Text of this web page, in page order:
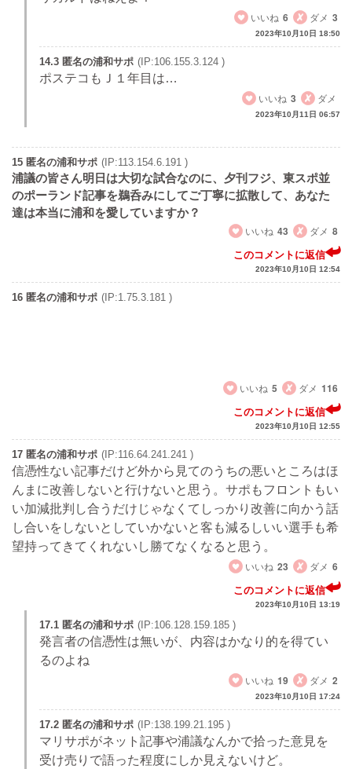
いいね 6 ダメ 3
2023年10月10日 18:50
14.3 匿名の浦和サポ (IP:106.155.3.124 )
ポステコもＪ１年目は…
いいね 3 ダメ
2023年10月11日 06:57
15 匿名の浦和サポ (IP:113.154.6.191 )
浦議の皆さん明日は大切な試合なのに、夕刊フジ、東スポ並
のポーランド記事を鵜呑みにしてご丁寧に拡散して、あなた
達は本当に浦和を愛していますか？
いいね 43 ダメ 8
このコメントに返信
2023年10月10日 12:54
16 匿名の浦和サポ (IP:1.75.3.181 )
いいね 5 ダメ 116
このコメントに返信
2023年10月10日 12:55
17 匿名の浦和サポ (IP:116.64.241.241 )
信憑性ない記事だけど外から見てのうちの悪いところはほ
んまに改善しないと行けないと思う。サポもフロントもい
い加減批判し合うだけじゃなくてしっかり改善に向かう話
し合いをしないとしていかないと客も減るしいい選手も希
望持ってきてくれないし勝てなくなると思う。
いいね 23 ダメ 6
このコメントに返信
2023年10月10日 13:19
17.1 匿名の浦和サポ (IP:106.128.159.185 )
発言者の信憑性は無いが、内容はかなり的を得てい
るのよね
いいね 19 ダメ 2
2023年10月10日 17:24
17.2 匿名の浦和サポ (IP:138.199.21.195 )
マリサポがネット記事や浦議なんかで拾った意見を
受け売りで語った程度にしか見えないけど。